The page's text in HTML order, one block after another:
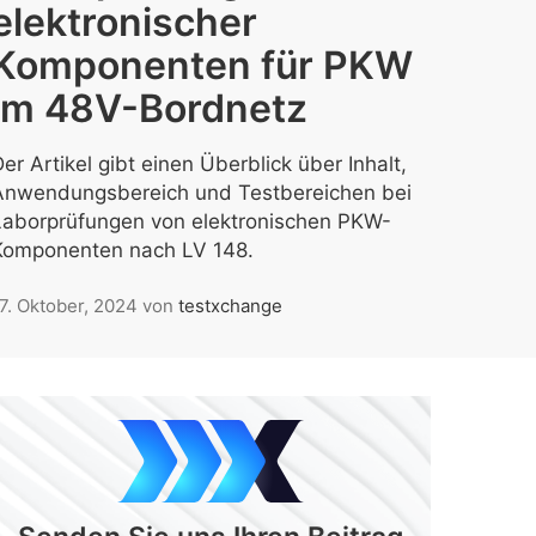
für PKW
48V-Bordnetz
Artikel gibt einen Überblick über Inhalt,
und Testbereichen bei
von elektronischen PKW-
nach LV 148.
Oktober, 2024 von testxchange